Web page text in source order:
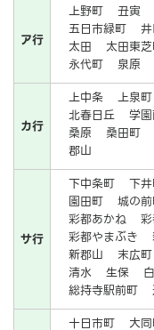
ア行
上野町 丑寅
五日市緑町
太田
太田東
永代町
泉原
カ行
上中条 上泉町
北春日丘
学
桑原
桑田町
郡山
サ行
下中条町 下
園田町
城の
彩都あかね
彩都やまぶき
新郡山
末広町
清水
生保
総持寺駅前町
十日市町 大